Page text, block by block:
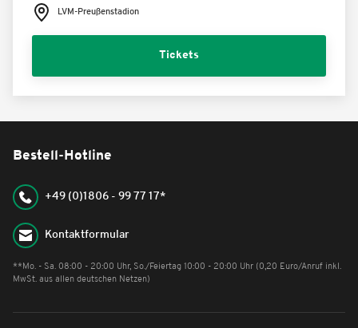
LVM-Preußenstadion
Tickets
Bestell-Hotline
+49 (0)1806 - 99 77 17*
Kontaktformular
**Mo. - Sa. 08:00 - 20:00 Uhr, So./Feiertag 10:00 - 20:00 Uhr (0,20 Euro/Anruf inkl.
MwSt. aus allen deutschen Netzen)